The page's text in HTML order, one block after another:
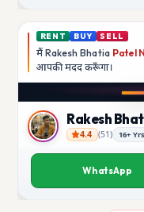
RENT BUY SELL
मैं Rakesh Bhatia Patel
आपकी मददकरूँगा।
Rakesh Bhatia
Rakesh
4.4 (51) 16+
WhatsApp